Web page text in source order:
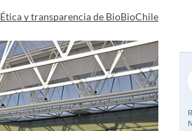
Ética y transparencia de BioBioChile